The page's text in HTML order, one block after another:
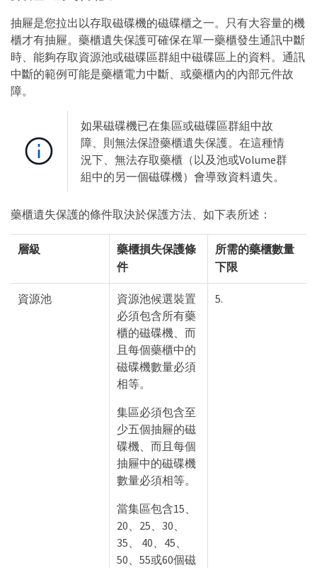
抽屜是您拉出以存取磁碟機的磁碟櫃之一。只有大容量的機
櫃才有抽屜。藥櫃遺失保護可確保在單一藥櫃發生通訊中斷
時、能夠存取資源池或磁碟區群組中磁碟區上的資料。通訊
中斷的範例可能是藥櫃電力中斷、或藥櫃內的內部元件故
障。
如果磁碟機已在集區或磁碟區群組中故
障、則無法保證藥櫃遺失保護。在這種情
況下、無法存取藥櫃（以及池或Volume群
組中的另一個磁碟機）會導致資料遺失。
藥櫃遺失保護的條件取決於保護方法、如下表所述：
層級
藥櫃損失保護條
件
所需的藥櫃數量
下限
資源池
資源池候選裝置
必須包含所有藥
櫃的磁碟機、而
且每個藥櫃中的
磁碟機數量必須
相等。
集區必須包含至
少五個抽屜的磁
碟機、而且每個
抽屜中的磁碟機
數量必須相等。
當集區包含15、
20、25、30、
35、 40、45、
50、55或60個磁
5.